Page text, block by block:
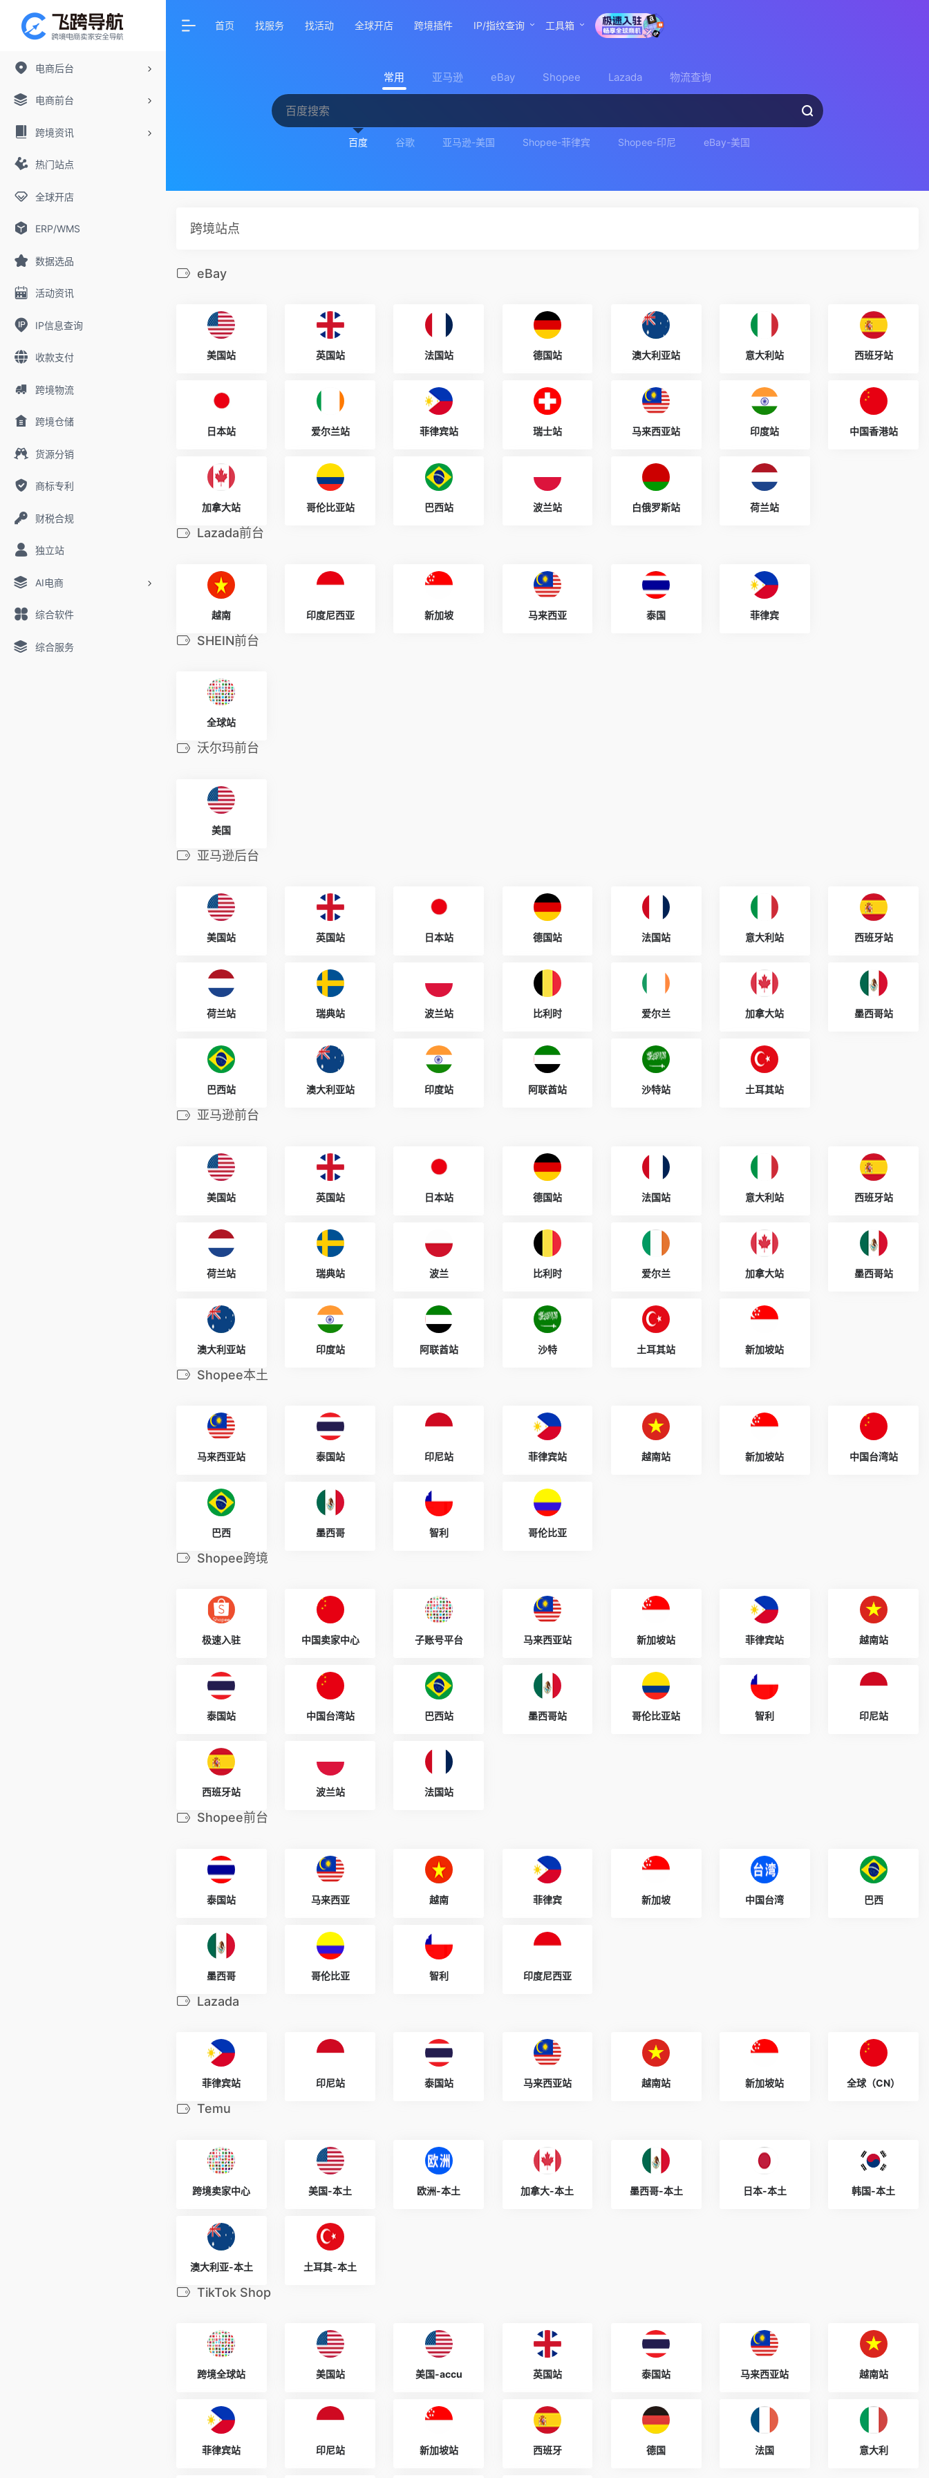
电商后台
电商前台
跨境资讯
热门站点
全球开店
ERP/WMS
数据选品
活动资讯
IP信息查询
收款支付
跨境物流
跨境仓储
货源分销
商标专利
财税合规
独立站
AI电商
综合软件
综合服务
首页 找服务 找活动 全球开店 跨境插件 IP/指纹查询 工具箱
常用 亚马逊 eBay Shopee Lazada 物流查询
百度 谷歌 亚马逊-美国 Shopee-菲律宾 Shopee-印尼 eBay-美国
跨境站点
eBay
美国站 英国站 法国站 德国站 澳大利亚站 意大利站 西班牙站
日本站 爱尔兰站 菲律宾站 瑞士站 马来西亚站 印度站 中国香港站
加拿大站 哥伦比亚站 巴西站 波兰站 白俄罗斯站 荷兰站
Lazada前台
越南 印度尼西亚 新加坡 马来西亚 泰国 菲律宾
SHEIN前台
全球站
沃尔玛前台
美国
亚马逊后台
美国站 英国站 日本站 德国站 法国站 意大利站 西班牙站
荷兰站 瑞典站 波兰站 比利时 爱尔兰 加拿大站 墨西哥站
巴西站 澳大利亚站 印度站 阿联酋站 沙特站 土耳其站
亚马逊前台
美国站 英国站 日本站 德国站 法国站 意大利站 西班牙站
荷兰站 瑞典站 波兰 比利时 爱尔兰 加拿大站 墨西哥站
澳大利亚站 印度站 阿联酋站 沙特 土耳其站 新加坡站
Shopee本土
马来西亚站 泰国站 印尼站 菲律宾站 越南站 新加坡站 中国台湾站
巴西 墨西哥 智利 哥伦比亚
Shopee跨境
极速入驻 中国卖家中心 子账号平台 马来西亚站 新加坡站 菲律宾站 越南站
泰国站 中国台湾站 巴西站 墨西哥站 哥伦比亚站 智利 印尼站
西班牙站 波兰站 法国站
Shopee前台
泰国站 马来西亚 越南 菲律宾 新加坡 中国台湾 巴西
墨西哥 哥伦比亚 智利 印度尼西亚
Lazada
菲律宾站 印尼站 泰国站 马来西亚站 越南站 新加坡站 全球（CN）
Temu
跨境卖家中心 美国-本土 欧洲-本土 加拿大-本土 墨西哥-本土 日本-本土 韩国-本土
澳大利亚-本土 土耳其-本土
TikTok Shop
跨境全球站 美国站 美国-accu 英国站 泰国站 马来西亚站 越南站
菲律宾站 印尼站 新加坡站 西班牙 德国 法国 意大利